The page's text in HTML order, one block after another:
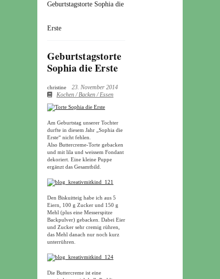
Geburtstagstorte Sophia die
Erste
Geburtstagstorte
Sophia die Erste
christine
23. November 2014
Kochen / Backen / Essen
Am Geburtstag unserer Tochter
durfte in diesem Jahr „Sophia die
Erste“ nicht fehlen.
Also Buttercreme-Torte gebacken
und mit lila und weissem Fondant
dekoriert. Eine kleine Puppe
ergänzt das Gesamtbild.
Den Biskuitteig habe ich aus 5
Eiern, 100 g Zucker und 150 g
Mehl (plus eine Messerspitze
Backpulver) gebacken. Dabei Eier
und Zucker sehr cremig rühren,
das Mehl danach nur noch kurz
unterrühren.
Die Buttercreme ist eine